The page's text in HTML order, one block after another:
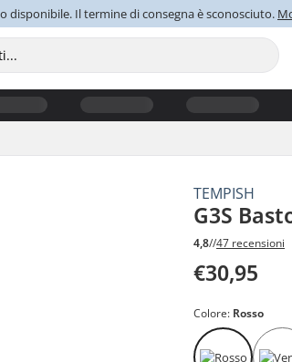
disponibile. Il termine di consegna è sconosciuto.
TEMPISH
G3S
4,8//47 recensioni
€30,95
Colore: Rosso